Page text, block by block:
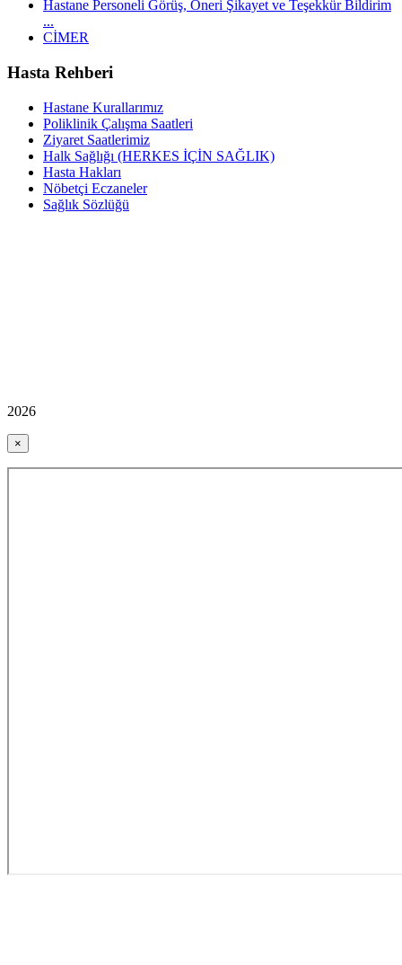
Hastane Personeli Görüş, Öneri Şikayet ve Teşekkür Bildirim
...
CİMER
Hasta Rehberi
Hastane Kurallarımız
Poliklinik Çalışma Saatleri
Ziyaret Saatlerimiz
Halk Sağlığı (HERKES İÇİN SAĞLIK)
Hasta Hakları
Nöbetçi Eczaneler
Sağlık Sözlüğü
2026
×